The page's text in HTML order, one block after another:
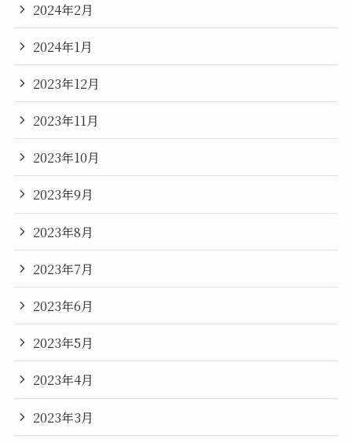
2024年2月
2024年1月
2023年12月
2023年11月
2023年10月
2023年9月
2023年8月
2023年7月
2023年6月
2023年5月
2023年4月
2023年3月